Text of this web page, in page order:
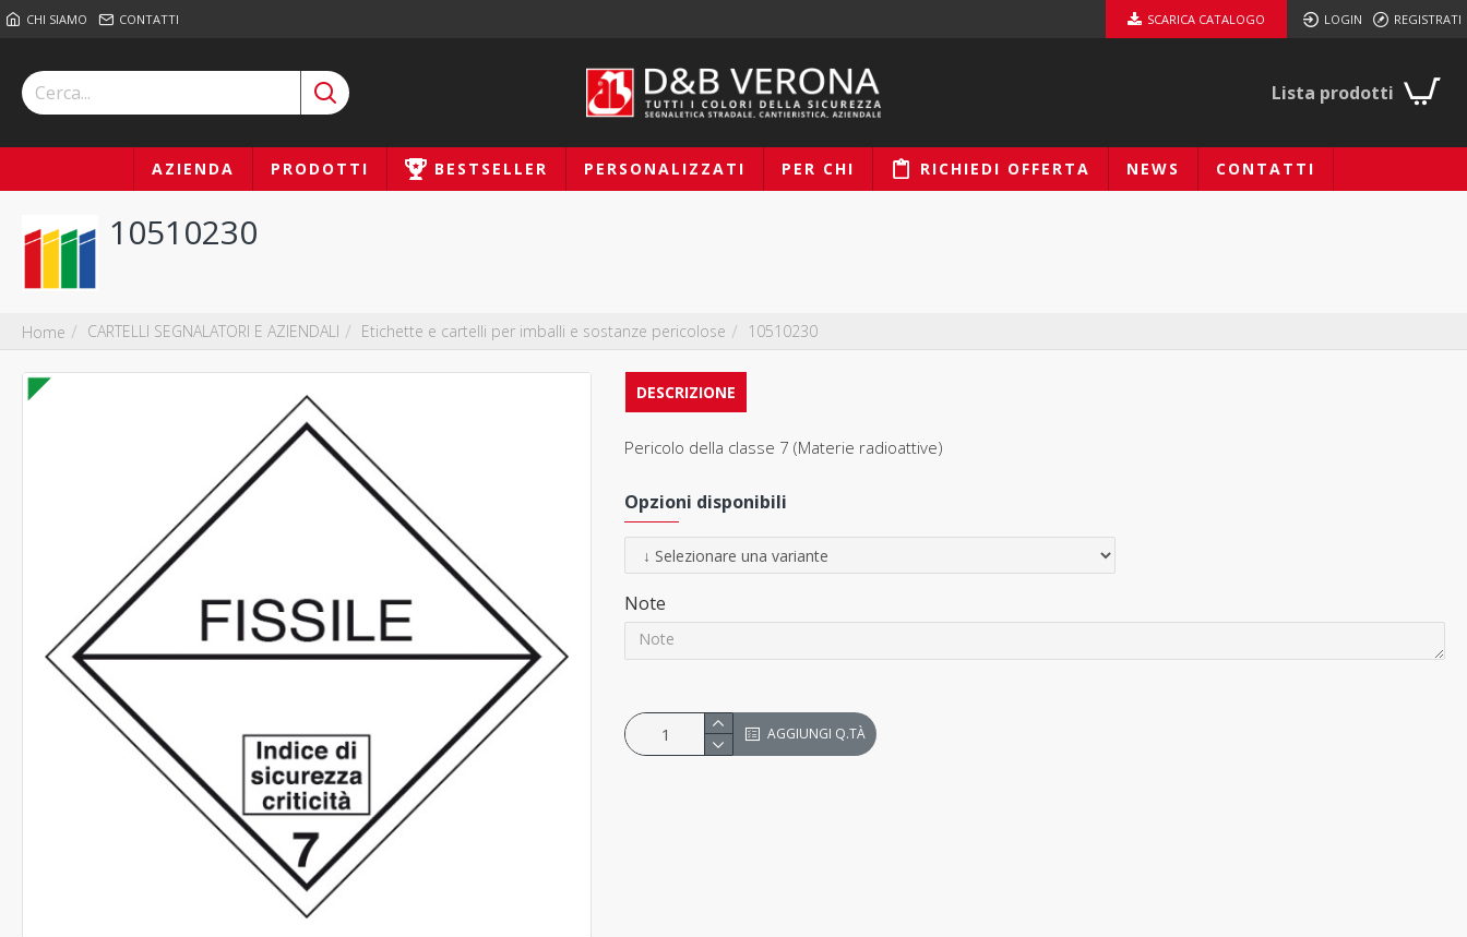
CHI SIAMO CONTATTI SCARICA CATALOGO LOGIN REGISTRATI
Lista prodotti
AZIENDA PRODOTTI BESTSELLER PERSONALIZZATI PER CHI RICHIEDI OFFERTA NEWS CONTATTI
Home CARTELLI SEGNALATORI E AZIENDALI Etichette e cartelli per imballi e sostanze pericolose 10510230
10510230
DESCRIZIONE
Pericolo della classe 7 (Materie radioattive)
Opzioni disponibili
Note
AGGIUNGI Q.TÀ